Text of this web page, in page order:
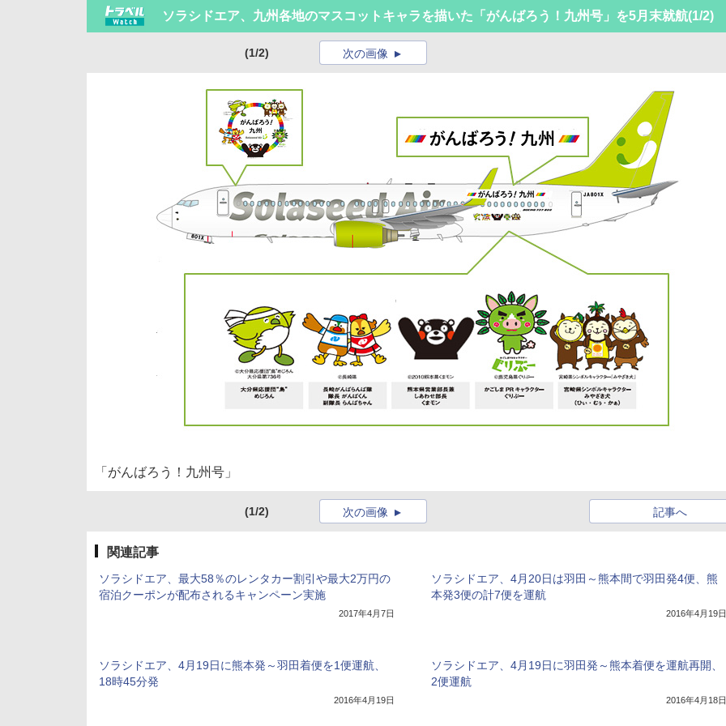
ソラシドエア、九州各地のマスコットキャラを描いた「がんばろう！九州号」を5月末就航(1/2)
(1/2) 次の画像
「がんばろう！九州号」
(1/2) 記事へ
次の画像
関連記事
ソラシドエア、最大58％のレンタカー割引や最大2万円の
宿泊クーポンが配布されるキャンペーン実施
2017年4月7日
ソラシドエア、4月20日は羽田～熊本間で羽田発4便、熊
本発3便の計7便を運航
2016年4月19日
ソラシドエア、4月19日に熊本発～羽田着便を1便運航、
18時45分発
2016年4月19日
ソラシドエア、4月19日に羽田発～熊本着便を運航再開、
2便運航
2016年4月18日